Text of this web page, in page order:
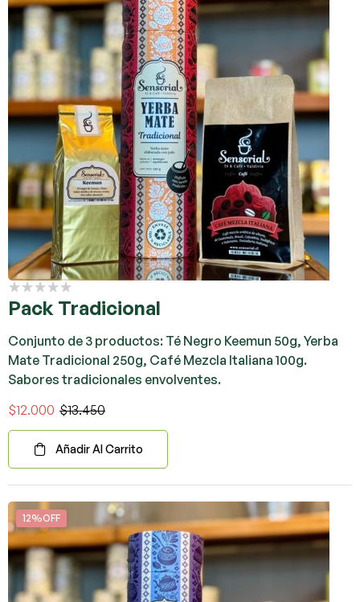
Pack Tradicional
Conjunto de 3 productos: Té Negro Keemun 50g, Yerba
Mate Tradicional 250g, Café Mezcla Italiana 100g.
Sabores tradicionales envolventes.
$13.450
$12.000
Añadir Al Carrito
12%OFF